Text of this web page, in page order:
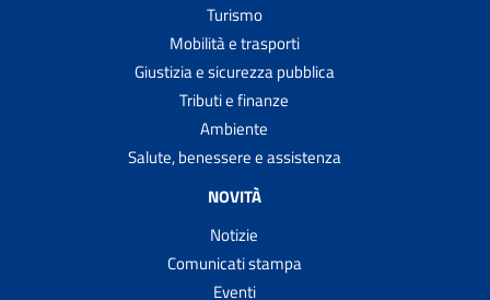
Turismo
Mobilità e trasporti
Giustizia e sicurezza pubblica
Tributi e finanze
Ambiente
Salute, benessere e assistenza
NOVITÀ
Notizie
Comunicati stampa
Eventi